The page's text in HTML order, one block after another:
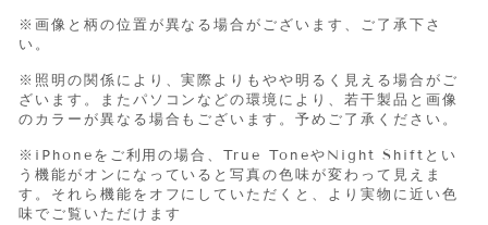
※画像と柄の位置が異なる場合がございます、ご了承下さ
い。
※照明の関係により、実際よりもやや明るく見える場合がご
ざいます。またパソコンなどの環境により、若干製品と画像
のカラーが異なる場合もございます。予めご了承ください。
※iPhoneをご利用の場合、True ToneやNight Shift とい
う機能がオンになっていると写真の色味が変わって見えま
す。それら機能をオフにしていただくと、より実物に近い色
味でご覧いただけます